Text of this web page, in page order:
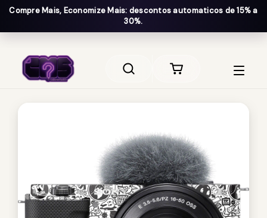
Compre Mais, Economize Mais: descontos automaticos de 15% a
30%.